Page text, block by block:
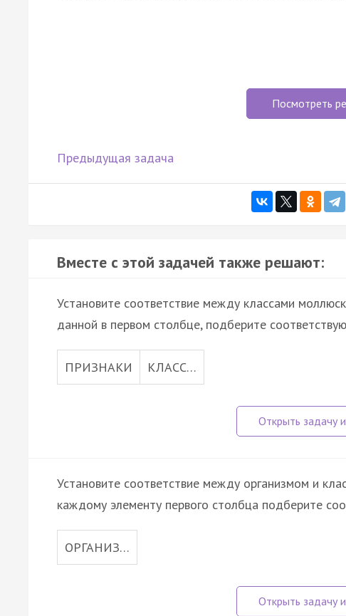
Посмотреть
Предыдущая задача
Вместе с этой задачей также решают:
Установите соответствие между классами
данной в первом столбце, подберите
ПРИЗНАКИ КЛАСС…
Установите соответствие между организмом и
каждому элементу первого столбца подберите
ОРГАНИЗ…